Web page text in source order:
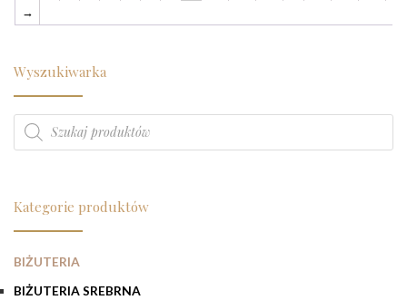
→
Wyszukiwarka
Wyszukiwarka produktów
Kategorie produktów
BIŻUTERIA
BIŻUTERIA SREBRNA